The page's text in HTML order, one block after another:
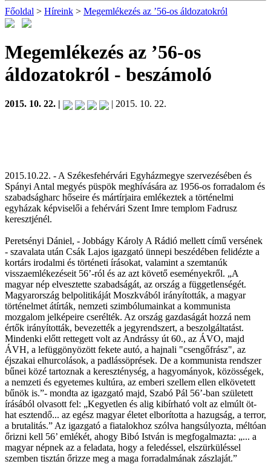
Főoldal > Híreink > Megemlékezés az ’56-os áldozatokról
Megemlékezés az ’56-os
áldozatokról - beszámoló
2015. 10. 22. | | 2015. 10. 22.
2015.10.22. - A Székesfehérvári Egyházmegye szervezésében és
Spányi Antal megyés püspök meghívására az 1956-os forradalom és
szabadságharc hőseire és mártírjaira emlékeztek a történelmi
egyházak képviselői a fehérvári Szent Imre templom Fadrusz
keresztjénél.
Peretsényi Dániel, - Jobbágy Károly A Rádió mellett című versének
- szavalata után Csák Lajos igazgató ünnepi beszédében felidézte a
kortárs irodalmi és történeti írásokat, valamint a szemtanúk
visszaemlékezéseit 56’-ról és az azt követő eseményekről. „A
magyar nép elvesztette szabadságát, az ország a függetlenségét.
Magyarország belpolitikáját Moszkvából irányították, a magyar
történelmet átírták, nemzeti szimbólumainkat a kommunista
mozgalom jelképeire cserélték. Az ország gazdaságát hozzá nem
értők irányították, bevezették a jegyrendszert, a beszolgáltatást.
Mindenki előtt rettegett volt az Andrássy út 60., az ÁVO, majd
ÁVH, a lefüggönyözött fekete autó, a hajnali "csengőfrász", az
éjszakai elhurcolások, a padlássöprések. De a kommunista rendszer
bűnei közé tartoznak a kereszténység, a hagyományok, közösségek,
a nemzeti és egyetemes kultúra, az emberi szellem ellen elkövetett
bűnök is.”- mondta az igazgató majd, Szabó Pál 56’-ban született
írásából olvasott fel: „Kegyetlen és alig kibírható volt az elmúlt öt-
hat esztendő... az egész magyar életet elborította a hazugság, a terror,
a brutalitás.” Az igazgató a fiatalokhoz szólva hangsúlyozta, méltóan
őrizni kell 56’ emlékét, ahogy Bibó István is megfogalmazta: „... a
magyar népnek az a feladata, hogy a feledéssel, elszürküléssel
szemben tisztán őrizze meg a maga forradalmának zászlaját.”